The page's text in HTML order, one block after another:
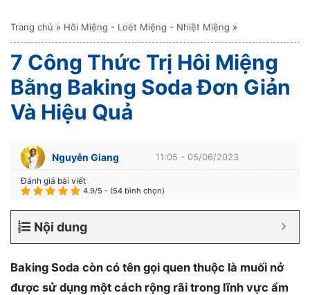
Trang chủ » Hôi Miệng - Loét Miệng - Nhiệt Miệng »
7 Công Thức Trị Hôi Miệng
Bằng Baking Soda Đơn Giản
Và Hiệu Quả
Nguyễn Giang 11:05 - 05/06/2023
Đánh giá bài viết
4.9/5 - (54 bình chọn)
Nội dung
Baking Soda còn có tên gọi quen thuộc là muối nở
được sử dụng một cách rộng rãi trong lĩnh vực ẩm